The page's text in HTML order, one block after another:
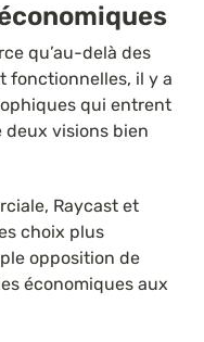
qu’au-delà des
fonctionnelles, il y a
qui entrent
visions bien
Raycast et
choix plus
opposition de
économiques aux